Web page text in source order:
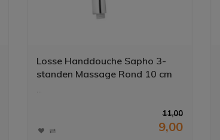
Losse Handdouche Sapho 3-
standen Massage Rond 10 cm
11,00
9,00